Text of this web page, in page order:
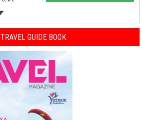
TRAVEL GUIDE BOOK